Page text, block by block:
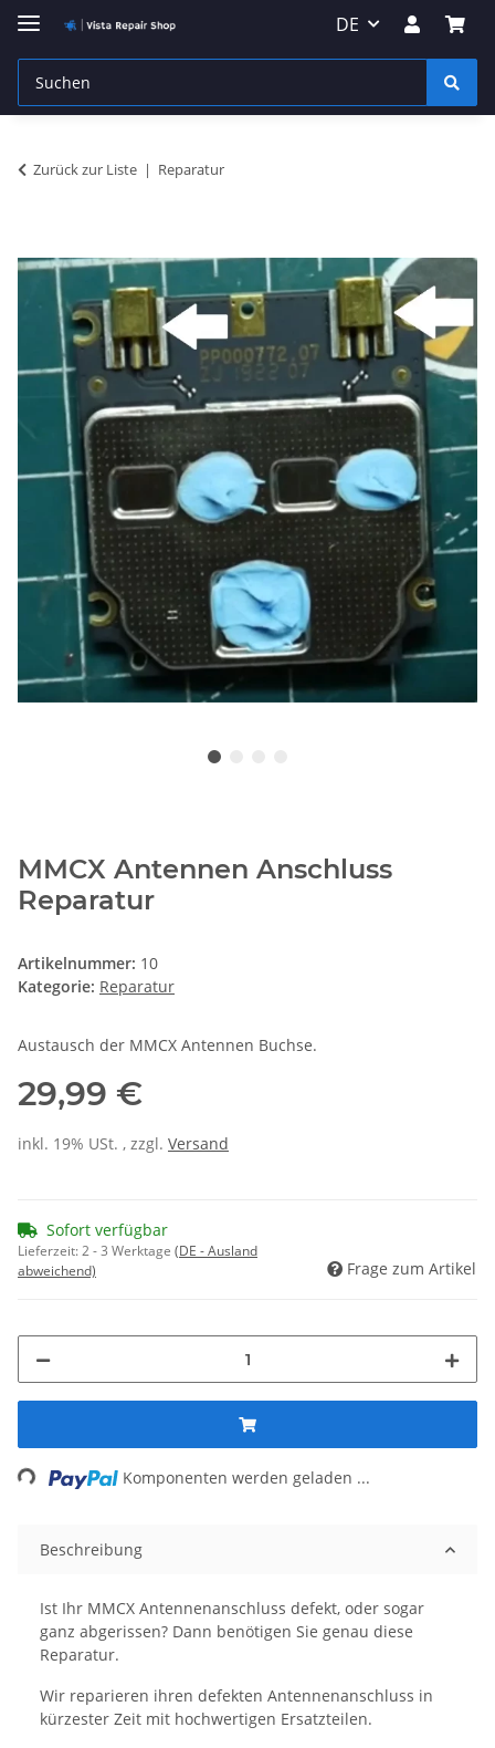
DE
Zurück zur Liste Reparatur
MMCX Antennen Anschluss
Reparatur
Artikelnummer: 10
Kategorie: Reparatur
Austausch der MMCX Antennen Buchse.
29,99 €
inkl. 19% USt. , zzgl. Versand
Sofort verfügbar
Lieferzeit:2 - 3 Werktage (DE - Ausland
abweichend)
Frage zum Artikel
Komponenten werden geladen ...
Beschreibung
Ist Ihr MMCX Antennenanschluss defekt, oder sogar
ganz abgerissen? Dann benötigen Sie genau diese
Reparatur.
Wir reparieren ihren defekten Antennenanschluss in
kürzester Zeit mit hochwertigen Ersatzteilen.